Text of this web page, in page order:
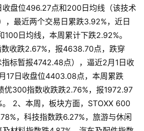
收盘位496.27点和200日均线（该技术
，最近两个交易日累跌3.92%，近日
日均线，本周累计下跌2.92%。
收跌2.67%，报4638.70点，跌穿
标暂报4742.48点），逼近2月1日收
17日收盘位4403.08点，本周累跌
优300指数收跌跌2.76%，报1972.97
2、本周，板块方面，STOXX 600
，科技指数跌6.27%，旅游与休闲